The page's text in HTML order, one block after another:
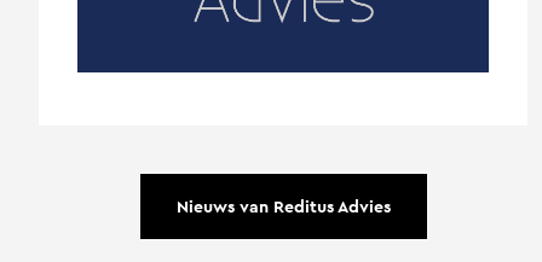
Nieuws van Reditus Advies